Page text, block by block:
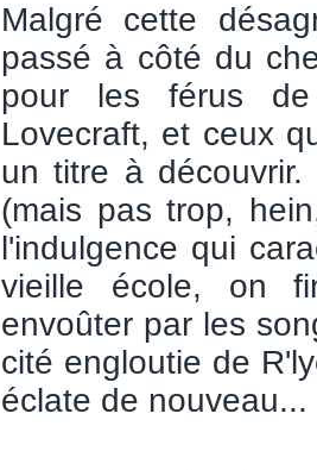
Malgré cette
passé à côté du
pour les férus
Lovecraft, et ceux
un titre à
(mais pas trop,
l'indulgence qui
vieille école, on
envoûter par les
cité engloutie de
éclate de